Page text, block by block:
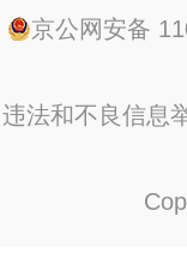
京公网安备
违法和不良信息